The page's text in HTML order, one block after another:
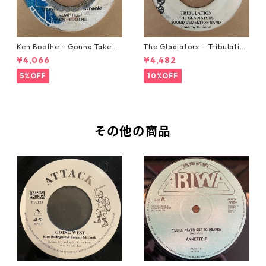
Ken Boothe - Gonna Take A
Miracle【7-21362】
¥4,066
5%OFF
The Gladiators - Tribulation
【7-21365】
¥4,482
10%OFF
その他の商品